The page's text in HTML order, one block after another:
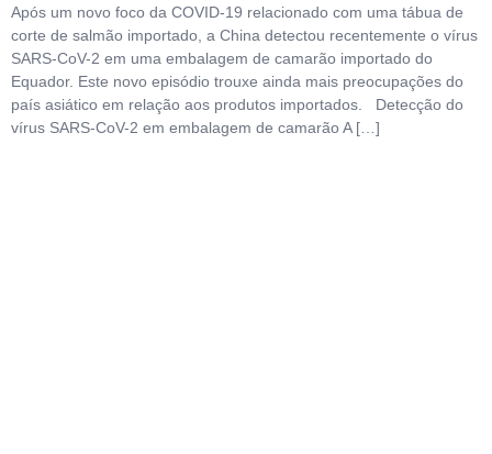
Após um novo foco da COVID-19 relacionado com uma tábua de
corte de salmão importado, a China detectou recentemente o vírus
SARS-CoV-2 em uma embalagem de camarão importado do
Equador. Este novo episódio trouxe ainda mais preocupações do
país asiático em relação aos produtos importados. Detecção do
vírus SARS-CoV-2 em embalagem de camarão A […]